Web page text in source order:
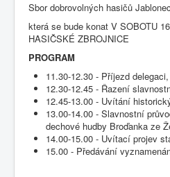
Sbor dobrovolných hasičů
která se bude konat V SOBOTU
HASIČSKÉ ZBROJNICE
PROGRAM
11.30-12.30 - Příjezd
12.30-12.45 - Řazení
12.45-13.00 - Uvítání
13.00-14.00 - Slavnostní
dechové hudby Broďanka ze
14.00-15.00 - Uvítací projev
15.00 - Předávání